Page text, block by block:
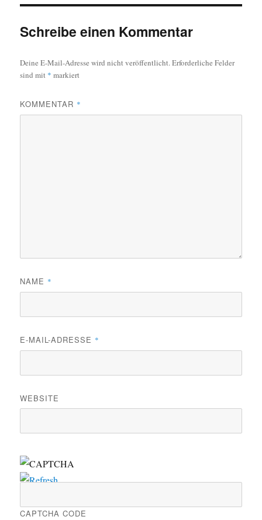
Schreibe einen Kommentar
Deine E-Mail-Adresse wird nicht veröffentlicht. Erforderliche Felder
sind mit * markiert
KOMMENTAR *
NAME *
E-MAIL-ADRESSE *
WEBSITE
CAPTCHA CODE